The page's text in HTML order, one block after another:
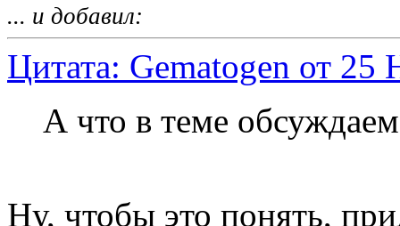
... и добавил:
Цитата: Gematogen от
А что в теме
Ну, чтобы это понять,